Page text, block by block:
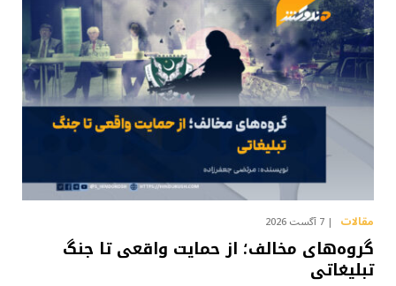
مقالات 7 آگست 2026
گروه‌های مخالف؛ از حمایت واقعی تا جنگ
تبلیغاتی